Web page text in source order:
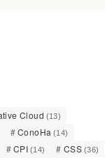
Cloud (13)
ConoHa (14)
CPI (14) CSS (36)